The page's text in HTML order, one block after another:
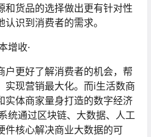
和货品的选择做出更有针对性
识到消费者的需求。
增收·
户更好了解消费者的机会，帮
实现营销最大化。而i生活数商
实体商家量身打造的数字经济
统通过区块链、大数据、人工
件核心解决商业大数据的可